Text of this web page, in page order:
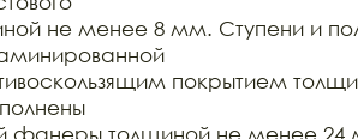
не менее 8 мм. Ступени и
покрытием
фанеры толщиной не менее 24